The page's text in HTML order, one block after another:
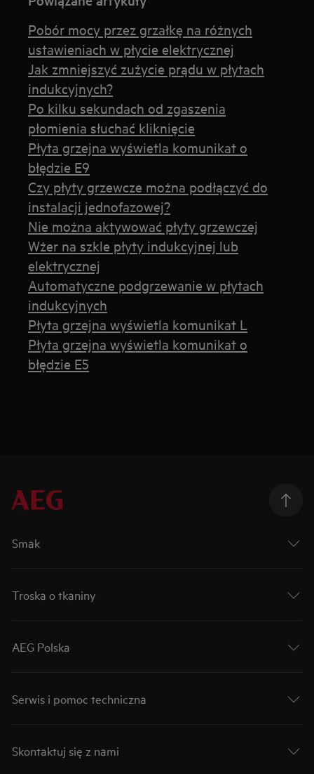
Pobór mocy przez grzałkę na różnych
ustawieniach w płycie elektrycznej
Jak zmniejszyć zużycie prądu w płytach
indukcyjnych?
Po kilku sekundach od zgaszenia
płomienia słuchać kliknięcie
Płyta grzejna wyświetla komunikat o
błędzie E9
Czy płyty grzewcze można podłączyć do
instalacji jednofazowej?
Nie można aktywować płyty grzewczej
Wżer na szkle płyty indukcyjnej lub
elektrycznej
Automatyczne podgrzewanie w płytach
indukcyjnych
Płyta grzejna wyświetla komunikat L
Płyta grzejna wyświetla komunikat o
błędzie E5
Smak
Troska o tkaniny
AEG Polska
Serwis i pomoc techniczna
Skontaktuj się z nami